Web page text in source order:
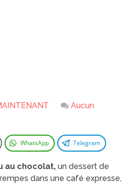
Aucun
WhatsApp Telegram
au chocolat, un dessert de
dans une café expresse,